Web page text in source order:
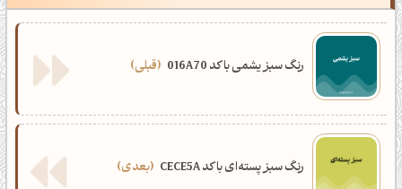
رنگ سبز یشمی با کد 016A70 قبلی
رنگ سبز پسته‌ای با کد CECE5A بعدی